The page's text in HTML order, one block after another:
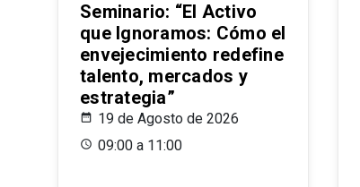
Seminario: “El Activo
que Ignoramos: Cómo el
envejecimiento redefine
talento, mercados y
estrategia”
19 de Agosto de 2026
09:00 a 11:00